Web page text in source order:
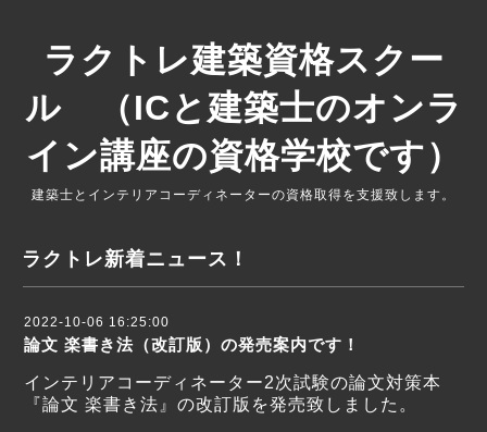
ラクトレ建築資格スクー
ル （ICと建築士のオンラ
イン講座の資格学校です）
建築士とインテリアコーディネーターの資格取得を支援致します。
ラクトレ新着ニュース！
2022-10-06 16:25:00
論文 楽書き法（改訂版）の発売案内です！
インテリアコーディネーター2次試験の論文対策本
『論文 楽書き法』の改訂版を発売致しました。